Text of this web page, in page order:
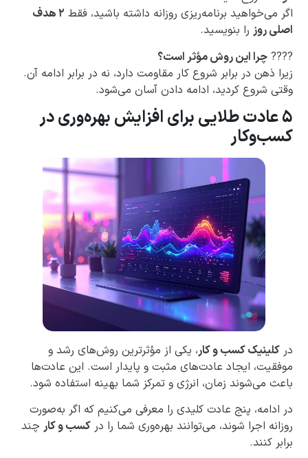
اگر می‌خواهید برنامه‌ریزی روزانه داشته باشید، فقط
۲ هدف
اصلی روز را بنویسید.
???? چرا این روش مؤثر است؟
زیرا ذهن در برابر شروع کار مقاومت دارد، نه در برابر ادامه آن.
وقتی شروع کردید، ادامه دادن آسان می‌شود.
۵ عادت طلایی برای افزایش بهره‌وری در
کسب‌وکار
در کلینیک کسب و کار، یکی از مؤثرترین روش‌های رشد و
موفقیت، ایجاد عادت‌های مثبت و پایدار است. این عادت‌ها
باعث می‌شوند زمان، انرژی و تمرکز شما بهینه استفاده شود.
در ادامه، پنج عادت کلیدی را معرفی می‌کنیم که اگر به‌صورت
روزانه اجرا شوند، می‌توانند بهره‌وری شما را در کسب و کار چند
برابر کنند.